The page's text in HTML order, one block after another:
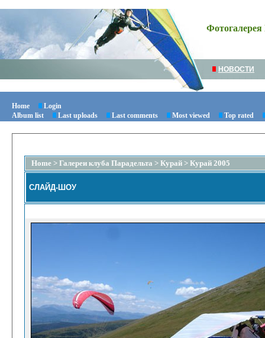
Фотогалерея
НОВОСТИ
Home
Login
Album list
Last uploads Last comments Most viewed Top rated
Home > Галереи клуба Парадельта > Курай > Курай 2005
СЛАЙД-ШОУ